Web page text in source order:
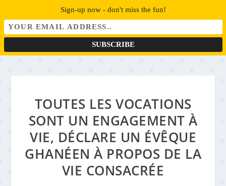
TOUTES LES VOCATIONS
SONT UN ENGAGEMENT À
VIE, DÉCLARE UN ÉVÊQUE
GHANÉEN À PROPOS DE LA
VIE CONSACRÉE
Sign-up now - don't miss the fun!